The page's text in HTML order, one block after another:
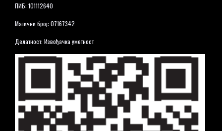
ПИБ: 101112640
Матични број: 07167342
Делатност: Извођачка уметност